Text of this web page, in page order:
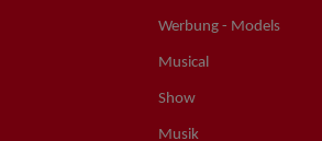
Werbung - Models
Musical
Show
Musik